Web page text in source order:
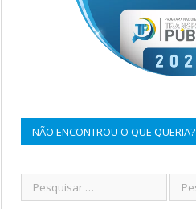
NÃO ENCONTROU O QUE QUERIA?